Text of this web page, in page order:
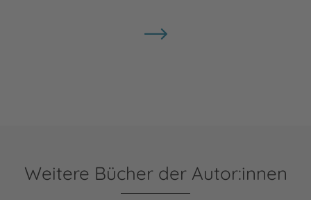
Weitere Bücher der Autor:innen